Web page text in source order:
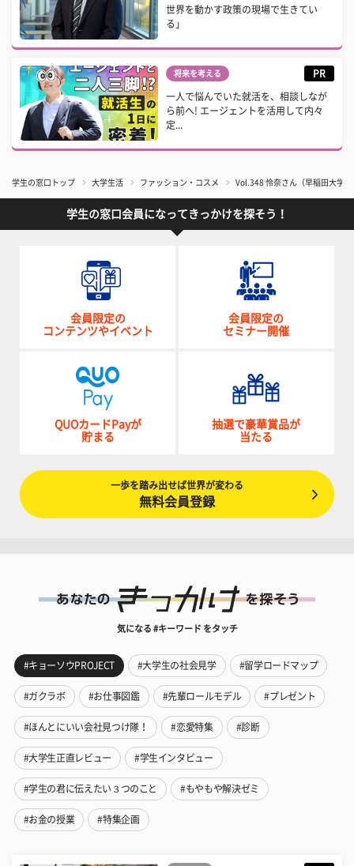
世界を動かす政策の現場で生きてい
る」
将来を考える PR
一人で悩んでいた就活を、相談しなが
ら前へ! エージェントを活用して内々
定...
学生の窓口トップ 大学生活 ファッション・コスメ Vol.348 怜奈さん（早稲田大学
学生の窓口会員になってきっかけを探そう！
会員限定の
コンテンツやイベント
会員限定の
セミナー開催
QUOカードPayが
貯まる
抽選で豪華賞品が
当たる
一歩を踏み出せば世界が変わる
無料会員登録
気になる #キーワード をタッチ
#キョーソウPROJECT #大学生の社会見学 #留学ロードマップ
#ガクラボ #お仕事図鑑 #先輩ロールモデル #プレゼント
#ほんとにいい会社見つけ隊！ #恋愛特集 #診断
#大学生正直レビュー #学生インタビュー
#学生の君に伝えたい３つのこと #もやもや解決ゼミ
#お金の授業 #特集企画